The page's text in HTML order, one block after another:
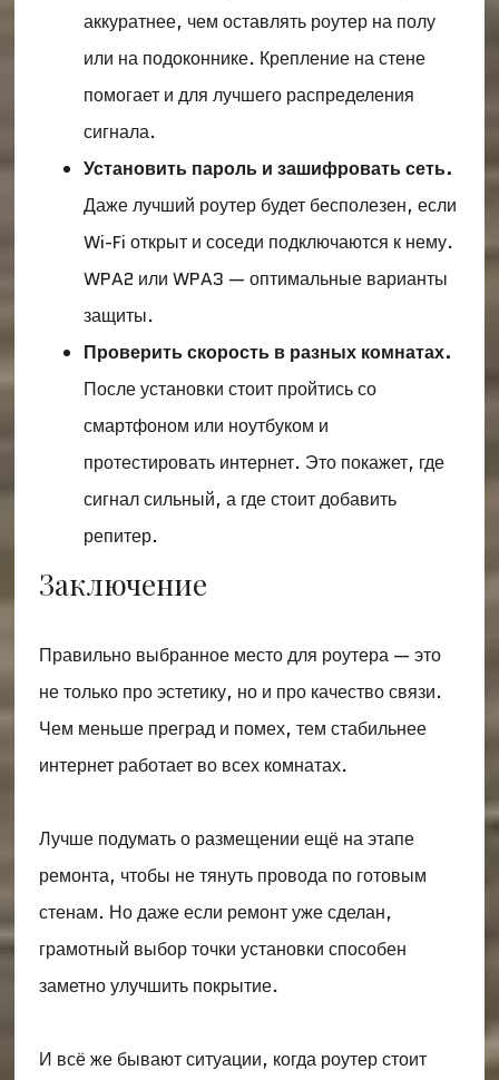
аккуратнее, чем оставлять роутер на полу
или на подоконнике. Крепление на стене
помогает и для лучшего распределения
сигнала.
Установить пароль и зашифровать сеть.
Даже лучший роутер будет бесполезен, если
Wi-Fi открыт и соседи подключаются к нему.
WPA2 или WPA3 — оптимальные варианты
защиты.
Проверить скорость в разных комнатах.
После установки стоит пройтись со
смартфоном или ноутбуком и
протестировать интернет. Это покажет, где
сигнал сильный, а где стоит добавить
репитер.
Заключение
Правильно выбранное место для роутера — это
не только про эстетику, но и про качество связи.
Чем меньше преград и помех, тем стабильнее
интернет работает во всех комнатах.
Лучше подумать о размещении ещё на этапе
ремонта, чтобы не тянуть провода по готовым
стенам. Но даже если ремонт уже сделан,
грамотный выбор точки установки способен
заметно улучшить покрытие.
И всё же бывают ситуации, когда роутер стоит